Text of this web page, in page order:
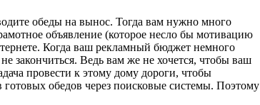
обеды на вынос. Тогда вам нужно много
объявление (которое несло бы мотивацию
Когда ваш рекламный бюджет немного
закончиться. Ведь вам же не хочется, чтобы ваш
провести к этому дому дороги, чтобы
обедов через поисковые системы. Поэтому